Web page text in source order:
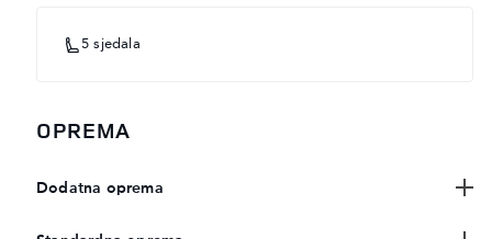
5 sjedala
OPREMA
Dodatna oprema